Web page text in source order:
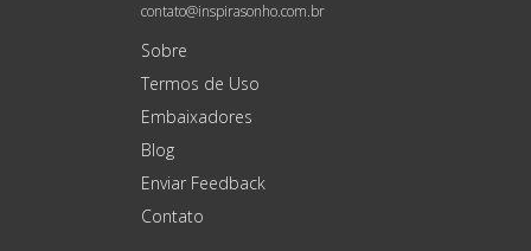
contato@inspirasonho.com.br
Sobre
Termos de Uso
Embaixadores
Blog
Enviar Feedback
Contato